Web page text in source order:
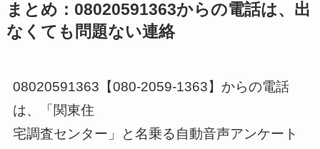
まとめ：08020591363からの電話は、出
なくても問題ない連絡
08020591363【080-2059-1363】からの電話
は、「関東住
宅調査センター」と名乗る自動音声アンケート